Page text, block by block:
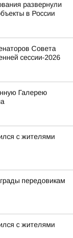
развернули
в России
Совета
сессии-2026
Галерею
с жителями
передовикам
с жителями